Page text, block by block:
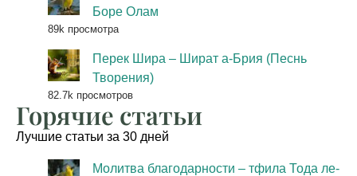
Боре Олам
89k просмотра
Перек Шира – Шират а-Брия (Песнь
Творения)
82.7k просмотров
Горячие статьи
Лучшие статьи за 30 дней
Молитва благодарности – тфила Тода ле-